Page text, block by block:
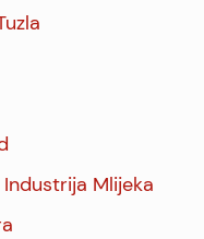
Mlijeka